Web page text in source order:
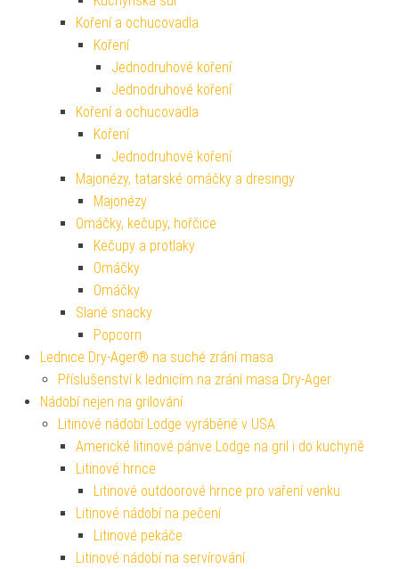
Koření a ochucovadla
Koření
Jednodruhové koření
Jednodruhové koření
Koření a ochucovadla
Koření
Jednodruhové koření
Majonézy, tatarské omáčky a dresingy
Majonézy
Omáčky, kečupy, hořčice
Kečupy a protlaky
Omáčky
Omáčky
Slané snacky
Popcorn
Lednice Dry-Ager® na suché zrání masa
Příslušenství k lednicím na zrání masa Dry-Ager
Nádobí nejen na grilování
Litinové nádobí Lodge vyráběné v USA
Americké litinové pánve Lodge na gril i do kuchyně
Litinové hrnce
Litinové outdoorové hrnce pro vaření venku
Litinové nádobí na pečení
Litinové pekáče
Litinové nádobí na servírování